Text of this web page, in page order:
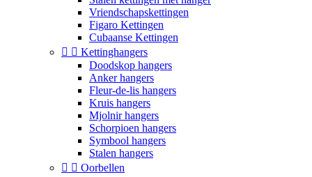
Vriendschapskettingen
Figaro Kettingen
Cubaanse Kettingen
  Kettinghangers
Doodskop hangers
Anker hangers
Fleur-de-lis hangers
Kruis hangers
Mjolnir hangers
Schorpioen hangers
Symbool hangers
Stalen hangers
  Oorbellen